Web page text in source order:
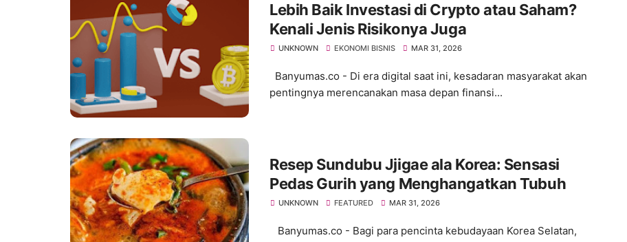
Lebih Baik Investasi di Crypto atau Saham?
Kenali Jenis Risikonya Juga
UNKNOWN EKONOMI BISNIS MAR 31, 2026
Banyumas.co - ​Di era digital saat ini, kesadaran masyarakat akan
pentingnya merencanakan masa depan finansi...
Resep Sundubu Jjigae ala Korea: Sensasi
Pedas Gurih yang Menghangatkan Tubuh
UNKNOWN FEATURED MAR 31, 2026
Banyumas.co - ​Bagi para pencinta kebudayaan Korea Selatan,